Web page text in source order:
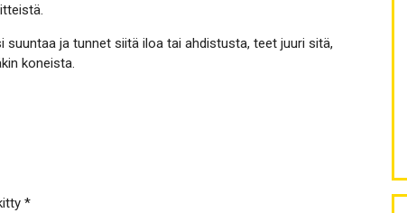
ja tunnet siitä iloa tai ahdistusta, teet juuri sitä,
koneista.
*